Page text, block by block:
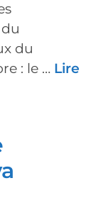
du
: le … Lire